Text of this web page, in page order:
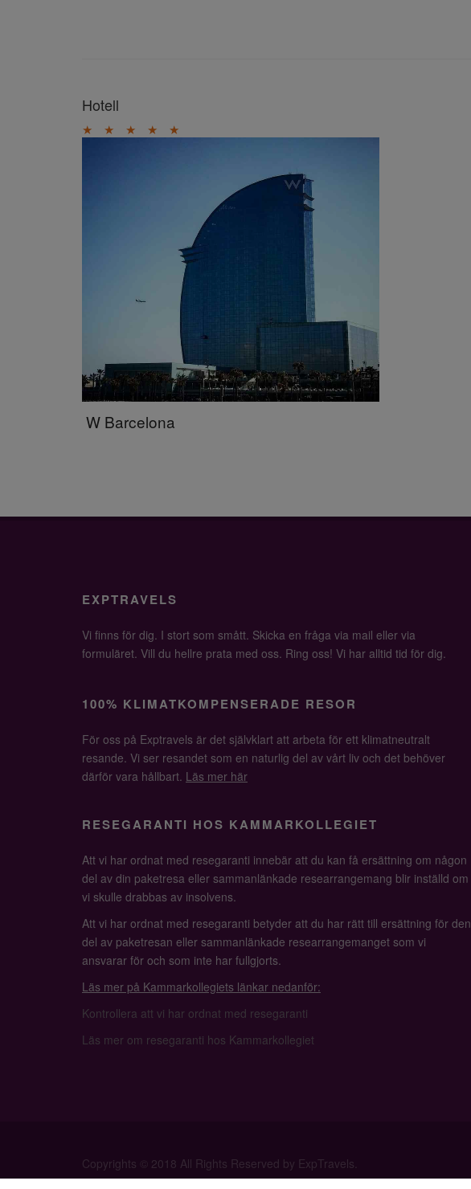
Hotell
★ ★ ★ ★ ★
W Barcelona
EXPTRAVELS
Vi finns för dig. I stort som smått. Skicka en fråga via mail eller via
formuläret. Vill du hellre prata med oss. Ring oss! Vi har alltid tid för dig.
100% KLIMATKOMPENSERADE RESOR
För oss på Exptravels är det självklart att arbeta för ett klimatneutralt
resande. Vi ser resandet som en naturlig del av vårt liv och det behöver
därför vara hållbart. Läs mer här
RESEGARANTI HOS KAMMARKOLLEGIET
Att vi har ordnat med resegaranti innebär att du kan få ersättning om någon
del av din paketresa eller sammanlänkade researrangemang blir inställd om
vi skulle drabbas av insolvens.
Att vi har ordnat med resegaranti betyder att du har rätt till ersättning för den
del av paketresan eller sammanlänkade researrangemanget som vi
ansvarar för och som inte har fullgjorts.
Läs mer på Kammarkollegiets länkar nedanför:
Kontrollera att vi har ordnat med resegaranti
Läs mer om resegaranti hos Kammarkollegiet
Copyrights © 2018 All Rights Reserved by ExpTravels.
Privacy Policy